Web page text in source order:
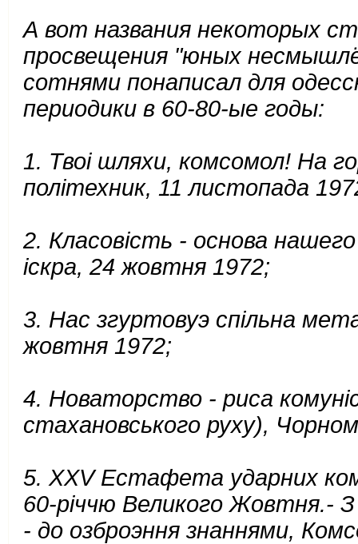
А вот названия некоторых
просвещения "юных
сотнями понаписал для
периодики в 60-80-ые годы:
1. Твоi шляхи, комсомол! На
полiтехник, 11 листопада
2. Класовiсть - основа
iскра, 24 жовтня 1972;
3. Нас згуртовуэ спiльна
жовтня 1972;
4. Новаторство - риса
стахановського руху),
5. XXV Естафета ударних
60-рiччю Великого Жовтня.-
- до озброэння знаннями,